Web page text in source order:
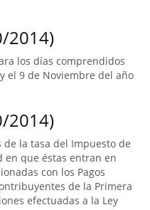
2014)
los días comprendidos
el 9 de Noviembre del año
2014)
la tasa del Impuesto de
en que éstas entran en
con los Pagos
de la Primera
efectuadas a la Ley